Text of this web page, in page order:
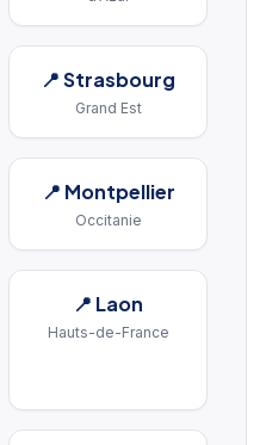
📍Strasbourg
Grand Est
📍 Montpellier
Occitanie
📍 Laon
Hauts-de-France